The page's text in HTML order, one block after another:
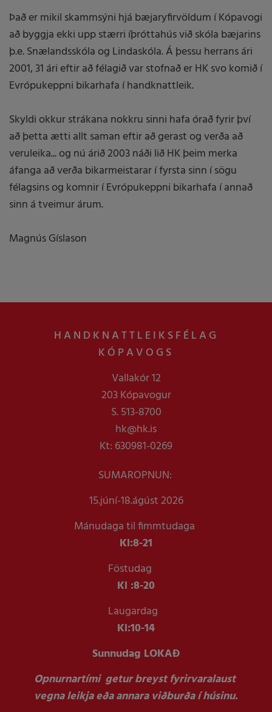
Það er mikil skammsýni hjá bæjaryfirvöldum í Kópavogi
að byggja ekki upp stærri íþróttahús við skóla bæjarins
þ.e. Snælandsskóla og Lindaskóla. Á þessu herrans ári
2001, 31 ári eftir að félagið var stofnað er HK svo komið í
Evrópukeppni bikarhafa í handknattleik.
Skyldi okkur strákana nokkru sinni hafa órað fyrir því
að þetta ætti allt saman eftir að gerast og verða að
veruleika... og nú árið 2003 náði lið HK þeim merka
áfanga að verða bikarmeistarar í fyrsta sinn í sögu
félagsins og komnir í Evrópukeppni bikarhafa í annað
sinn á tveimur árum.
Magnús Gíslason
HANDKNATTLEIKSFÉLAG
KÓPAVOGS
Vallakór 12
203 Kópavogur
S. 513-8700
hk@hk.is
Kt: 630981-0269
SUMAROPNUN:
15.júní-18.ágúst 2026
Mánudaga til fimmtudaga
Kl:8-21
Föstudag
Kl :8-20
Laugardag
Kl:10-14
Sunnudag LOKAÐ
Opnurnartími getur breyst fyrirvaralaust
vegna leikja eða annara viðburða í húsinu.